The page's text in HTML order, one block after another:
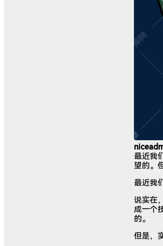
最近我
望的。
最近我
说实在
成一个
的。
但是，